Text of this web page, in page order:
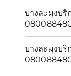
บางละมุงบ
บางละมุงบ